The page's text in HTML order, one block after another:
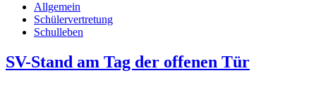
Allgemein
Schülervertretung
Schulleben
SV-Stand am Tag der offenen Tür